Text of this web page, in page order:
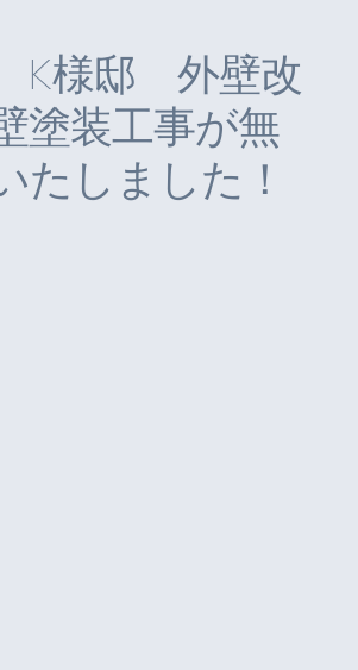
K様邸 外壁改
塗装工事が無
たしました！